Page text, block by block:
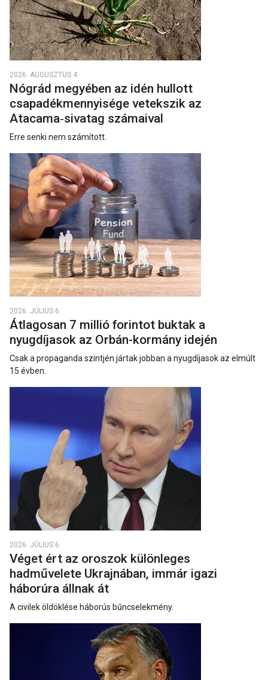
2026. AUGUSZTUS 4.
Nógrád megyében az idén hullott
csapadékmennyisége vetekszik az
Atacama‑sivatag számaival
Erre senki nem számított.
2026. JÚLIUS 6.
Átlagosan 7 millió forintot buktak a
nyugdíjasok az Orbán-kormány idején
Csak a propaganda szintjén jártak jobban a nyugdíjasok az elmúlt
15 évben.
2026. JÚLIUS 6.
Véget ért az oroszok különleges
hadművelete Ukrajnában, immár igazi
háborúra állnak át
A civilek öldöklése háborús bűncselekmény.